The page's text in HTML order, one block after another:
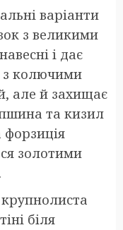
варіанти
з великими
і дає
з колючими
але й захищає
та кизил
форзиція
золотими
біля